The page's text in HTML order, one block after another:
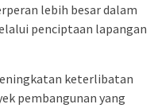
lebih besar dalam
penciptaan lapangan
keterlibatan
pembangunan yang